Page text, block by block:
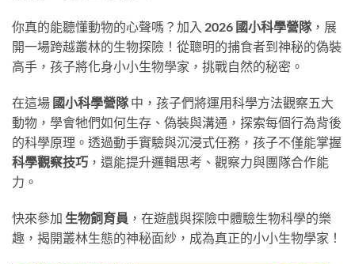
你真的能聽懂動物的心聲嗎？加入 2026 國小科學營隊，展
開一場跨越叢林的生物探險！從聰明的捕食者到神秘的偽裝
高手，孩子將化身小小生物學家，挑戰自然的秘密。
在這場 國小科學營隊中，孩子們將運用科學方法觀察五大
動物，學會牠們如何生存、偽裝與溝通，探索每個行為背後
的科學原理。透過動手實驗與沉浸式任務，孩子不僅能掌握
科學觀察技巧 ，還能提升邏輯思考、觀察力與團隊合作能
力。
快來參加 生物飼育員 ，在遊戲與探險中體驗生物科學的樂
趣，揭開叢林生態的神秘面紗，成為真正的小小生物學家！